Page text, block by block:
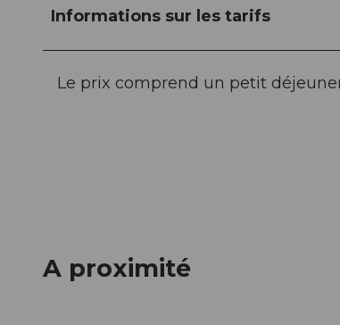
Informations sur les tarifs
Le prix comprend un petit
A proximité